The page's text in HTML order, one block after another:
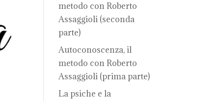
metodo con Roberto
Assaggioli (seconda
parte)
Autoconoscenza, il
metodo con Roberto
Assaggioli (prima parte)
La psiche e la